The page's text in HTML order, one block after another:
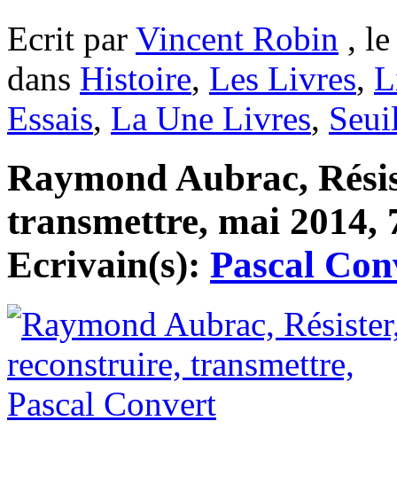
Ecrit par Vincent Robin ,
dans Histoire, Les Livres,
Essais, La Une Livres,
Raymond Aubrac,
transmettre, mai 2014,
Ecrivain(s): Pascal